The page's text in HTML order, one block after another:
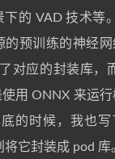
下的 VAD 技术等
的预训练的神经
对应的封装库，
用 ONNX 来运
的时候，我也写
将它封装成 pod 库